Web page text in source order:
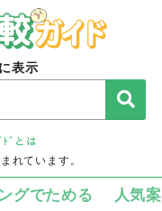
表示
ﾞとは
れています。
グでためる 人気